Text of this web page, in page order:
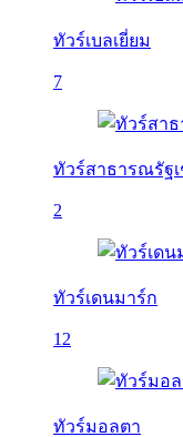
ทัวร์เบลเยี่ยม
7
ทัวร์สาธารณรัฐ
2
ทัวร์เดนมาร์ก
12
ทัวร์มอลตา